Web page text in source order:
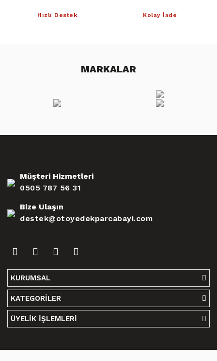
Hızlı Destek Kolay İade
MARKALAR
Müşteri Hizmetleri
0505 787 56 31
Bize Ulaşın
destek@otoyedekparcabayi.com
KURUMSAL
KATEGORİLER
ÜYELİK İŞLEMLERİ